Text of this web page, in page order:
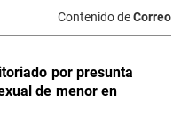
Contenido deCorreo
por presunta
de menor en